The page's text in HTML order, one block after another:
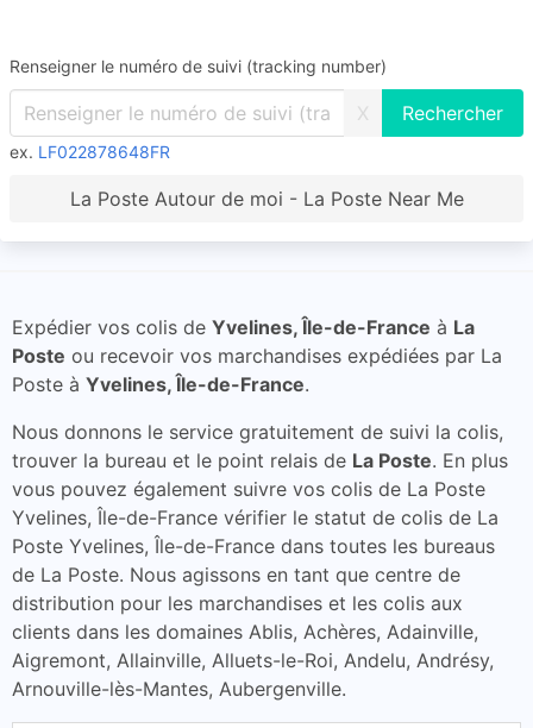
Renseigner le numéro de suivi (tracking number)
X
ex. LF022878648FR
La Poste Autour de moi - La Poste Near Me
Expédier vos colis de Yvelines, Île-de-France à La
Poste ou recevoir vos marchandises expédiées par La
Poste à Yvelines, Île-de-France.
Nous donnons le service gratuitement de suivi la colis,
trouver la bureau et le point relais de La Poste. En plus
vous pouvez également suivre vos colis de La Poste
Yvelines, Île-de-France vérifier le statut de colis de La
Poste Yvelines, Île-de-France dans toutes les bureaus
de La Poste. Nous agissons en tant que centre de
distribution pour les marchandises et les colis aux
clients dans les domaines Ablis, Achères, Adainville,
Aigremont, Allainville, Alluets-le-Roi, Andelu, Andrésy,
Arnouville-lès-Mantes, Aubergenville.